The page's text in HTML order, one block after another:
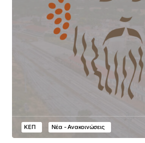
ΚΕΠ Νέα - Ανακοινώσεις